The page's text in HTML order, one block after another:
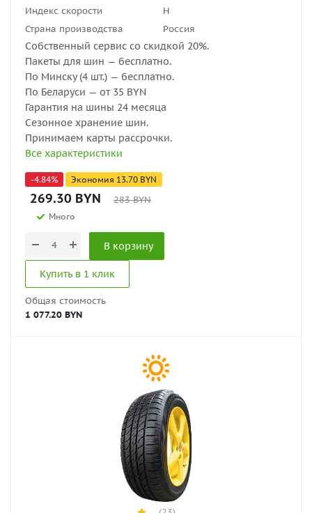
Индекс скорости
H
Страна производства
Россия
Собственный сервис со скидкой 20%.
Пакеты для шин — бесплатно.
По Минску (4 шт.) — бесплатно.
По Беларуси — от 35 BYN
Гарантия на шины 24 месяца
Сезонное хранение шин.
Принимаем карты рассрочки.
Все характеристики
-4.84% Экономия 13.70 BYN
269.30 BYN 283BYN
Много
В корзину
Купить в 1 клик
Общая стоимость
1 077.20 BYN